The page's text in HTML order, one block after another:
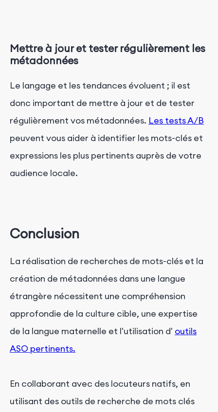
Mettre à jour et tester régulièrement les
métadonnées
Le langage et les tendances évoluent ; il est
donc important de mettre à jour et de tester
régulièrement vos métadonnées. Les tests A/B
peuvent vous aider à identifier les mots-clés et
expressions les plus pertinents auprès de votre
audience locale.
Conclusion
La réalisation de recherches de mots-clés et la
création de métadonnées dans une langue
étrangère nécessitent une compréhension
approfondie de la culture cible, une expertise
de la langue maternelle et l'utilisation d' outils
ASO pertinents.
En collaborant avec des locuteurs natifs, en
utilisant des outils de recherche de mots clés